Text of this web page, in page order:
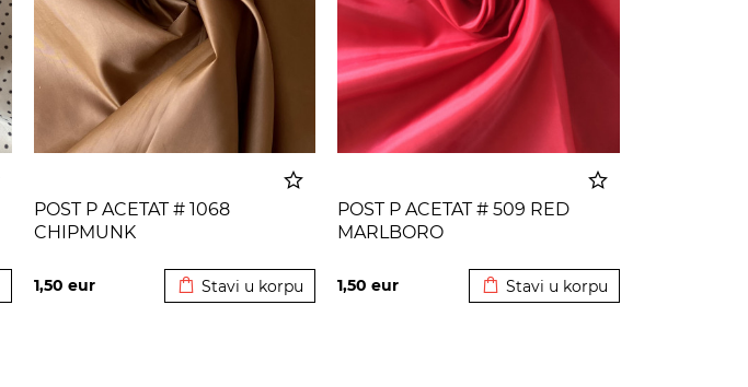
POST P ACETAT # 1068
CHIPMUNK
1,50 eur Stavi u korpu
POST P ACETAT # 509 RED
MARLBORO
1,50eur Stavi u korpu